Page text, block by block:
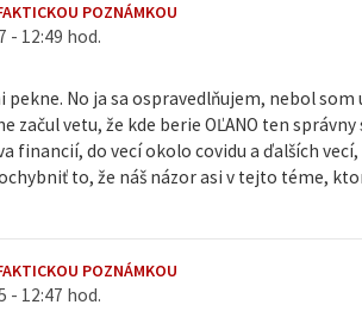
POZNÁMKOU
- 12:49 hod.
pekne. No ja sa ospravedlňujem, nebol
začul vetu, že kde berie OĽANO ten
financií, do vecí okolo covidu a ďalších
to, že náš názor asi v tejto téme,
POZNÁMKOU
- 12:47 hod.